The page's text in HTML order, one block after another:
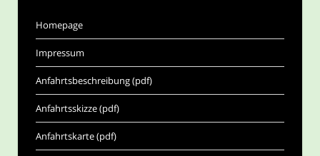
Homepage
Impressum
Anfahrtsbeschreibung (pdf)
Anfahrtsskizze (pdf)
Anfahrtskarte (pdf)